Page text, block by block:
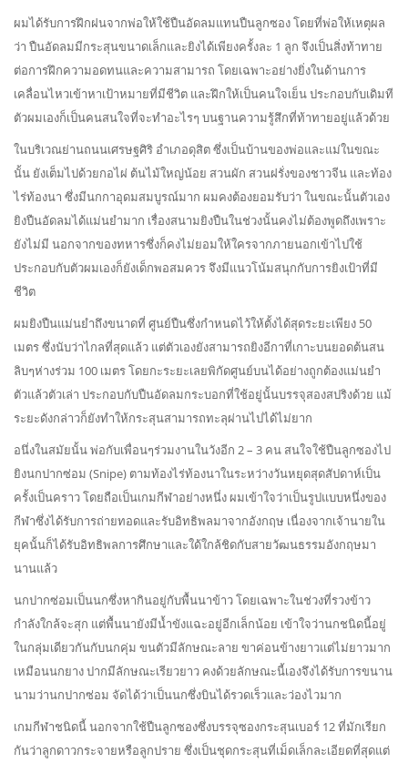
ผมได้รับการฝึกฝนจากพ่อให้ใช้ปืนอัดลมแทนปืนลูกซอง โดยที่พ่อให้เหตุผล
ว่า ปืนอัดลมมีกระสุนขนาดเล็กและยิงได้เพียงครั้งละ 1 ลูก จึงเป็นสิ่งท้าทาย
ต่อการฝึกความอดทนและความสามารถ โดยเฉพาะอย่างยิ่งในด้านการ
เคลื่อนไหวเข้าหาเป้าหมายที่มีชีวิต และฝึกให้เป็นคนใจเย็น ประกอบกับเดิมที
ตัวผมเองก็เป็นคนสนใจที่จะทำอะไรๆ บนฐานความรู้สึกที่ท้าทายอยู่แล้วด้วย
ในบริเวณย่านถนนเศรษฐศิริ อำเภอดุสิต ซึ่งเป็นบ้านของพ่อและแม่ในขณะ
นั้น ยังเต็มไปด้วยกอไผ่ ต้นไม้ใหญ่น้อย สวนผัก สวนฝรั่งของชาวจีน และท้อง
ไร่ท้องนา ซึ่งมีนกกาอุดมสมบูรณ์มาก ผมคงต้องยอมรับว่า ในขณะนั้นตัวเอง
ยิงปืนอัดลมได้แม่นยำมาก เรื่องสนามยิงปืนในช่วงนั้นคงไม่ต้องพูดถึงเพราะ
ยังไม่มี นอกจากของทหารซึ่งก็คงไม่ยอมให้ใครจากภายนอกเข้าไปใช้
ประกอบกับตัวผมเองก็ยังเด็กพอสมควร จึงมีแนวโน้มสนุกกับการยิงเป้าที่มี
ชีวิต
ผมยิงปืนแม่นยำถึงขนาดที่ ศูนย์ปืนซึ่งกำหนดไว้ให้ตั้งได้สุดระยะเพียง 50
เมตร ซึ่งนับว่าไกลที่สุดแล้ว แต่ตัวเองยังสามารถยิงอีกาที่เกาะบนยอดต้นสน
ลิบๆห่างร่วม 100 เมตร โดยกะระยะเลยพิกัดศูนย์บนได้อย่างถูกต้องแม่นยำ
ตัวแล้วตัวเล่า ประกอบกับปืนอัดลมกระบอกที่ใช้อยู่นั้นบรรจุสองสปริงด้วย แม้
ระยะดังกล่าวก็ยังทำให้กระสุนสามารถทะลุผ่านไปได้ไม่ยาก
อนึ่งในสมัยนั้น พ่อกับเพื่อนๆร่วมงานในวังอีก 2 – 3 คน สนใจใช้ปืนลูกซองไป
ยิงนกปากซ่อม (Snipe) ตามท้องไร่ท้องนาในระหว่างวันหยุดสุดสัปดาห์เป็น
ครั้งเป็นคราว โดยถือเป็นเกมกีฬาอย่างหนึ่ง ผมเข้าใจว่าเป็นรูปแบบหนึ่งของ
กีฬาซึ่งได้รับการถ่ายทอดและรับอิทธิพลมาจากอังกฤษ เนื่องจากเจ้านายใน
ยุคนั้นก็ได้รับอิทธิพลการศึกษาและใด้ใกล้ชิดกับสายวัฒนธรรมอังกฤษมา
นานแล้ว
นกปากซ่อมเป็นนกซึ่งหากินอยู่กับพื้นนาข้าว โดยเฉพาะในช่วงที่รวงข้าว
กำลังใกล้จะสุก แต่พื้นนายังมีน้ำขังแฉะอยู่อีกเล็กน้อย เข้าใจว่านกชนิดนี้อยู่
ในกลุ่มเดียวกันกับนกคุ่ม ขนตัวมีลักษณะลาย ขาค่อนข้างยาวแต่ไม่ยาวมาก
เหมือนนกยาง ปากมีลักษณะเรียวยาว คงด้วยลักษณะนี้เองจึงได้รับการขนาน
นามว่านกปากซ่อม จัดได้ว่าเป็นนกซึ่งบินได้รวดเร็วและว่องไวมาก
เกมกีฬาชนิดนี้ นอกจากใช้ปืนลูกซองซึ่งบรรจุซองกระสุนเบอร์ 12 ที่มักเรียก
กันว่าลูกดาวกระจายหรือลูกปราย ซึ่งเป็นชุดกระสุนที่เม็ดเล็กละเอียดที่สุดแต่